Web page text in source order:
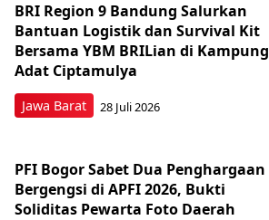
Jawa Barat
BRI Region 9 Bandung Salurkan
Bantuan Logistik dan Survival Kit
Bersama YBM BRILian di Kampung
Adat Ciptamulya
28 Juli 2026
PFI Bogor Sabet Dua Penghargaan
Bergengsi di APFI 2026, Bukti
Soliditas Pewarta Foto Daerah